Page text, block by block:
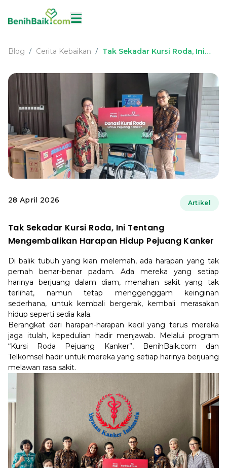
Blog / Cerita Kebaikan / Tak Sekadar Kursi Roda, Ini
Harapan Hidup Pejuang
28 April 2026 Artikel
Tak Sekadar Kursi Roda, Ini Tentang
Mengembalikan Harapan Hidup Pejuang Kanker
Di balik tubuh yang kian melemah, ada harapan yang tak
pernah benar-benar padam. Ada mereka yang setiap
harinya berjuang dalam diam, menahan sakit yang tak
terlihat, namun tetap menggenggam keinginan
sederhana, untuk kembali bergerak, kembali merasakan
hidup seperti sedia kala.
Berangkat dari harapan-harapan kecil yang terus mereka
jaga itulah, kepedulian hadir menjawab. Melalui program
“Kursi Roda Pejuang Kanker”, BenihBaik.com dan
Telkomsel hadir untuk mereka yang setiap harinya berjuang
melawan rasa sakit.